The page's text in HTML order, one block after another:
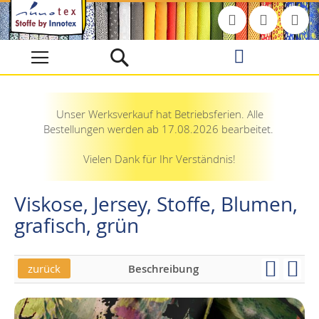
Direkt
zum
Inhalt
Unser Werksverkauf hat Betriebsferien. Alle
Bestellungen werden ab 17.08.2026 bearbeitet.
Vielen Dank für Ihr Verständnis!
Viskose, Jersey, Stoffe, Blumen,
grafisch, grün
zurück Beschreibung
Skip
Skip